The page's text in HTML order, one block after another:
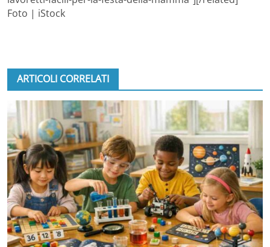
Foto | iStock
ARTICOLI CORRELATI